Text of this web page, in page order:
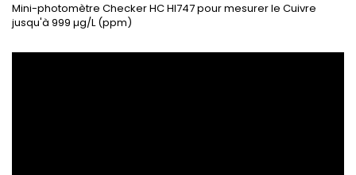
Mini-photomètre Checker HC HI747 pour mesurer le Cuivre
jusqu'à 999 µg/L (ppm)